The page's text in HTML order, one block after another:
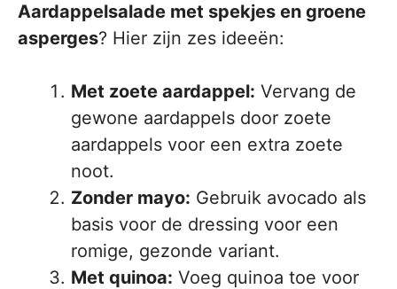
Aardappelsalade met spekjes en groene
asperges? Hier zijn zes ideeën:
Met zoete aardappel: Vervang de
gewone aardappels door zoete
aardappels voor een extra zoete
noot.
Zonder mayo: Gebruik avocado als
basis voor de dressing voor een
romige, gezonde variant.
Met quinoa: Voeg quinoa toe voor